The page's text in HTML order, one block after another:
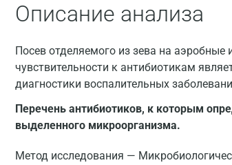
Описание анализа
Посев отделяемого из зева на
чувствительности к антибиотикам
диагностики воспалительных
Перечень антибиотиков, к которым
выделенного микроорганизма.
Метод исследования —